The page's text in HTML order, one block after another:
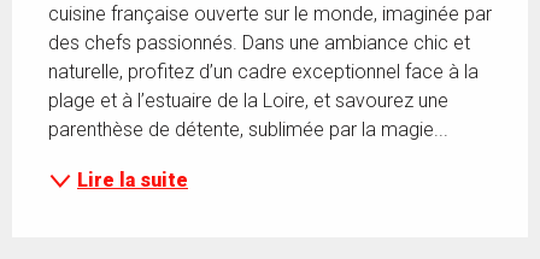
cuisine française ouverte sur le monde, imaginée par
des chefs passionnés. Dans une ambiance chic et
naturelle, profitez d’un cadre exceptionnel face à la
plage et à l’estuaire de la Loire, et savourez une
parenthèse de détente, sublimée par la magie...
Lire la suite